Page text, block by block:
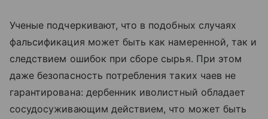
Ученые подчеркивают, что в подобных случаях
фальсификация может быть как намеренной, так и
следствием ошибок при сборе сырья. При этом
даже безопасность потребления таких чаев не
гарантирована: дербенник иволистный обладает
сосудосуживающим действием, что может быть